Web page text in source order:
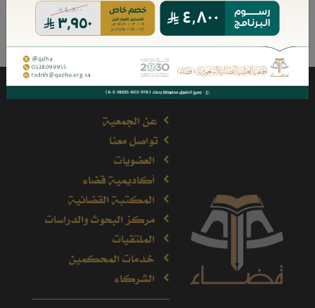
صفحات الأعضاء
عن الجمعية
تواصل معنا
العضويات
أكاديمية قضاء
المكتبة القضائية
مركز البحوث والدراسات
الملتقيات
خدمات المحكمين
الشركاء